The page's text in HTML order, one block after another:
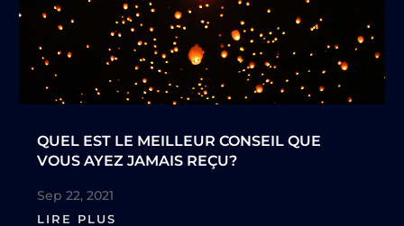
QUEL EST LE MEILLEUR CONSEIL QUE
VOUS AYEZ JAMAIS REÇU?
Sep 22, 2021
LIRE PLUS